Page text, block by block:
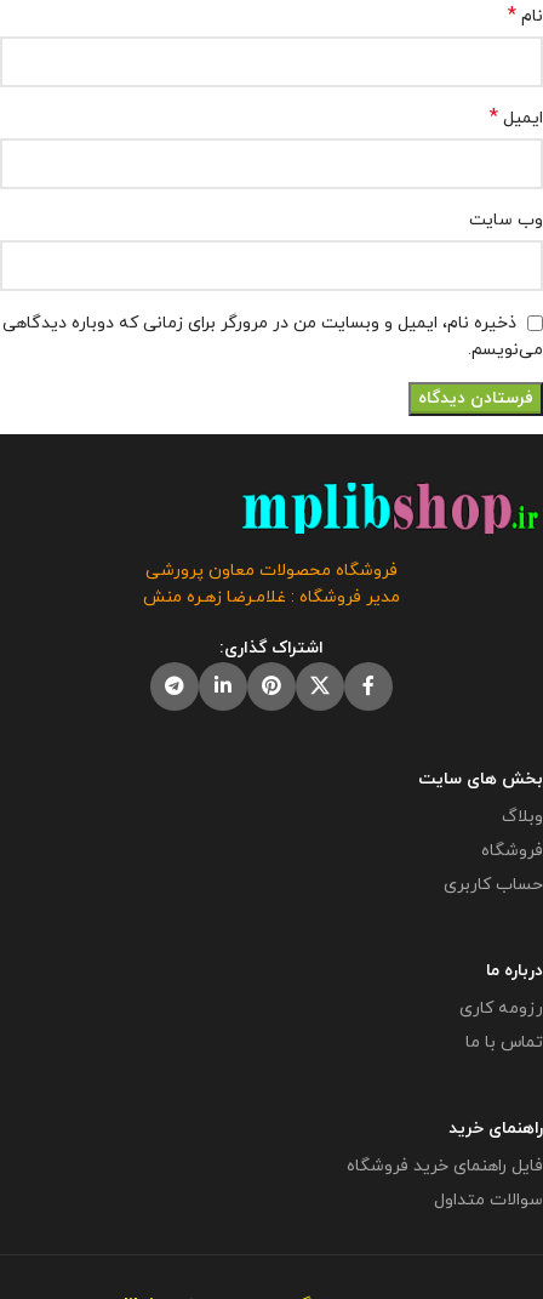
نام *
ایمیل *
وب‌ سایت
ذخیره نام، ایمیل و وبسایت من در مرورگر برای زمانی که دوباره دیدگاهی
می‌نویسم.
فروشگاه محصولات معاون پرورشی
مدیر فروشگاه : غلامـرضا زهـره منش
اشتراک گذاری:
بخش های سایت
وبلاگ
فروشگاه
حساب کاربری
درباره ما
رزومه کاری
تماس با ما
راهنمای خرید
فایل راهنمای خرید فروشگاه
سوالات متداول